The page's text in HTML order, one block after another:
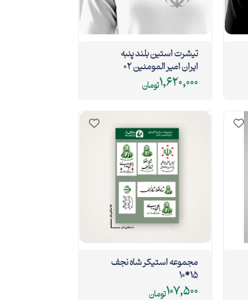
تیشرت استین بلند پنبه
ایران امیر المومنین 02
سفید
1,620,000تومان
مجموعه استیکر شاه نجف
15*10
107,500تومان